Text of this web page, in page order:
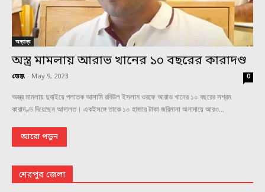
অন্যান্য
অস্ত্র মামলায় আরাভ খানের ১০ বছরের কারাদণ্ড
ডেস্ক - May 9, 2023 0
অস্ত্র মামলায় দুবাইয়ে পলাতক আসামি রবিউল ইসলাম ওরফে আরাভ খানের ১০ বছরের সশ্রম
কারাদণ্ড দিয়েছেন আদালত। একইসঙ্গে তাকে ১০ হাজার টাকা জরিমানা অনাদায়ে আরও...
আরো পড়ুন
শেরপুর জেলা